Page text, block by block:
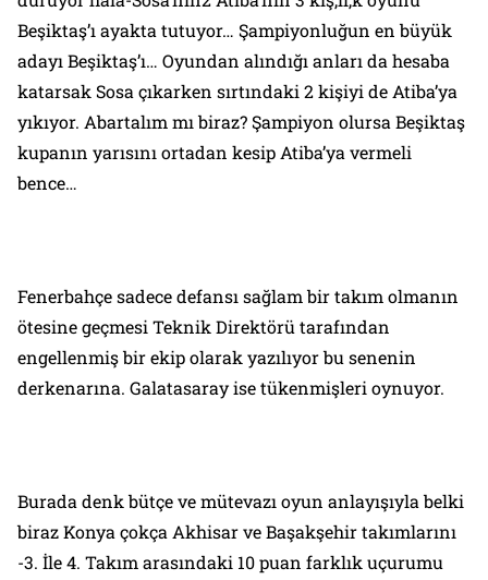
Beşiktaş’ı ayakta tutuyor… Şampiyonluğun en büyük
adayı Beşiktaş’ı… Oyundan alındığı anları da hesaba
katarsak Sosa çıkarken sırtındaki 2 kişiyi de Atiba’ya
yıkıyor. Abartalım mı biraz? Şampiyon olursa Beşiktaş
kupanın yarısını ortadan kesip Atiba’ya vermeli
bence…
Fenerbahçe sadece defansı sağlam bir takım olmanın
ötesine geçmesi Teknik Direktörü tarafından
engellenmiş bir ekip olarak yazılıyor bu senenin
derkenarına. Galatasaray ise tükenmişleri oynuyor.
Burada denk bütçe ve mütevazı oyun anlayışıyla belki
biraz Konya çokça Akhisar ve Başakşehir takımlarını
-3. İle 4. Takım arasındaki 10 puan farklık uçurumu